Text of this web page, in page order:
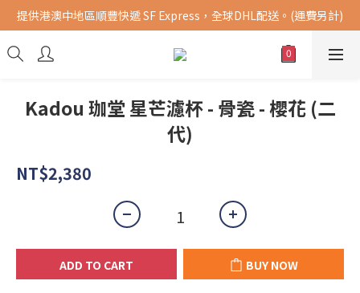
購買指定商品，滿千元免運費 (限台灣地區)
提供港澳中地區順豐快遞 SF Express，全球DHL配送。(運費另計)
購買指定商品，滿千元免運費 (限台灣地區)
Kadou 珈堂 星芒濾杯 - 骨瓷 - 櫻花 (二
代)
NT$2,380
ADD TO CART BUY NOW